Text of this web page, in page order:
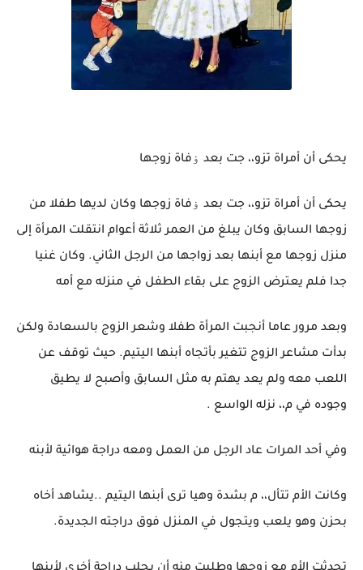
يحكى أن أمراة تزو،، جت بعد ۏفاة زوجها
يحكى أن أمراة تزو،، جت بعد ۏفاة زوجها وكان لديها طفلا من
زوجها السابق وكان يبلغ من العمر ثلاثة أعوام انتقلت المرأة إلى
منزل زوجها مع أبنها بعد زواجها من الرجل الثاني. وكان غنيا
جدا فلم يعترض الزوج على بقاء الطفل في منزله مع أمه
وبعد مرور عاما أنجبت المرأة طفلا وشعر الزوج بالسعادة ولكن
بدأت مشاعر الزوج تتغير بأتجاه أبنها اليتيم. حيث توقف عن
اللعب معه ولم يعد يهتم به مثل السابق وأصبح لا يطيق
وجوده في م،، نزله الواسع .
وفي أحد المرات عاد الرجل من العمل ومعه دراجة هوائية لأبنه
وكانت الأم تتأل،، م بشدة وهيا ترى أبنها اليتيم ..يشاهد أخاه
بحزن وهو يلعب ويتجول في المنزل فوق دراجته الجديدة.